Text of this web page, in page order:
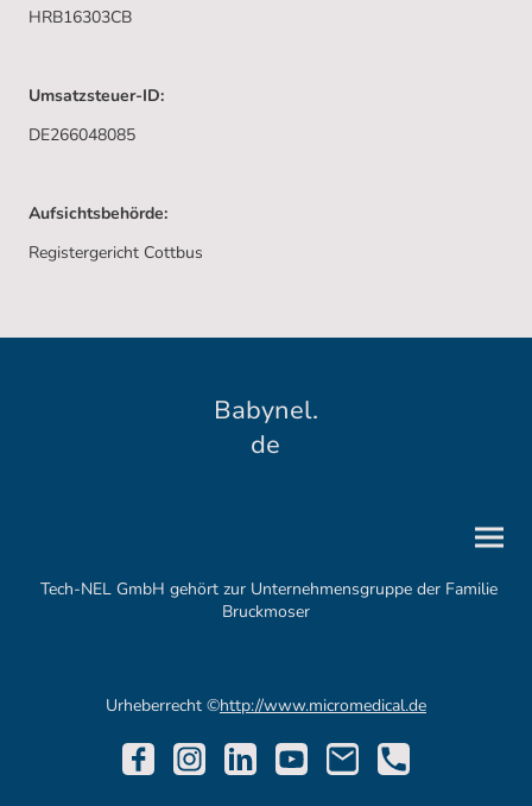
HRB16303CB
Umsatzsteuer-ID:
DE266048085
Aufsichtsbehörde:
Registergericht Cottbus
Babynel.
de
Tech-NEL GmbH gehört zur Unternehmensgruppe der Familie
Bruckmoser
Urheberrecht ©http://www.micromedical.de